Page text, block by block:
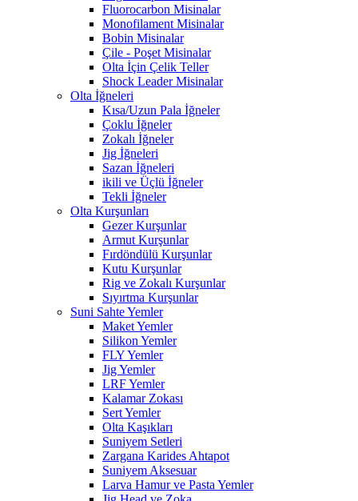
Fluorocarbon Misinalar
Monofilament Misinalar
Bobin Misinalar
Çile - Poşet Misinalar
Olta İçin Çelik Teller
Shock Leader Misinalar
Olta İğneleri
Kısa/Uzun Pala İğneler
Çoklu İğneler
Zokalı İğneler
Jig İğneleri
Sazan İğneleri
ikili ve Üçlü İğneler
Tekli İğneler
Olta Kurşunları
Gezer Kurşunlar
Armut Kurşunlar
Fırdöndülü Kurşunlar
Kutu Kurşunlar
Rig ve Zokalı Kurşunlar
Sıyırtma Kurşunlar
Suni Sahte Yemler
Maket Yemler
Silikon Yemler
FLY Yemler
Jig Yemler
LRF Yemler
Kalamar Zokası
Sert Yemler
Olta Kaşıkları
Suniyem Setleri
Zargana Karides Ahtapot
Suniyem Aksesuar
Larva Hamur ve Pasta Yemler